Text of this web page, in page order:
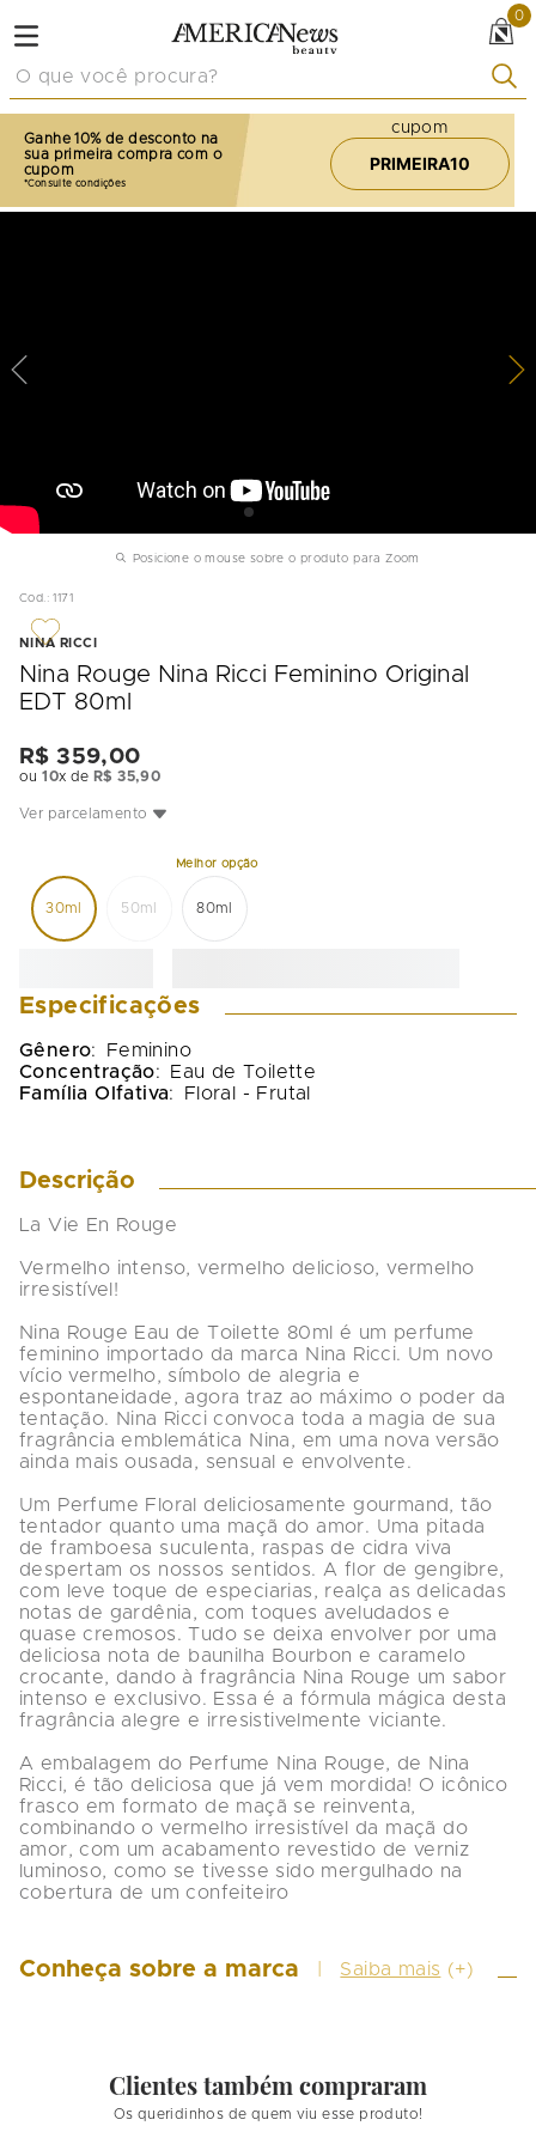
0
Ganhe 10% de desconto na
sua primeira compra com o
cupom
cupom
PRIMEIRA10
Posicione o mouse sobre o produto para Zoom
Cod. :1171
NINA RICCI
Nina Rouge Nina Ricci Feminino Original
EDT 80ml
R$ 359,00
ou10x de R$ 35,90
Ver parcelamento
30ml 50ml 80ml
Especificações
Gênero:
Feminino
Concentração:
Eau de Toilette
Família Olfativa: Floral - Frutal
Descrição
La Vie En Rouge
Vermelho intenso, vermelho delicioso, vermelho
irresistível!
Nina Rouge Eau de Toilette 80ml é um perfume
feminino importado da marca Nina Ricci. Um novo
vício vermelho, símbolo de alegria e
espontaneidade, agora traz ao máximo o poder da
tentação. Nina Ricci convoca toda a magia de sua
fragrância emblemática Nina, em uma nova versão
ainda mais ousada, sensual e envolvente.
Um Perfume Floral deliciosamente gourmand, tão
tentador quanto uma maçã do amor. Uma pitada
de framboesa suculenta, raspas de cidra viva
despertam os nossos sentidos. A flor de gengibre,
com leve toque de especiarias, realça as delicadas
notas de gardênia, com toques aveludados e
quase cremosos. Tudo se deixa envolver por uma
deliciosa nota de baunilha Bourbon e caramelo
crocante, dando à fragrância Nina Rouge um sabor
intenso e exclusivo. Essa é a fórmula mágica desta
fragrância alegre e irresistivelmente viciante.
A embalagem do Perfume Nina Rouge, de Nina
Ricci, é tão deliciosa que já vem mordida! O icônico
frasco em formato de maçã se reinventa,
combinando o vermelho irresistível da maçã do
amor, com um acabamento revestido de verniz
luminoso, como se tivesse sido mergulhado na
cobertura de um confeiteiro
Conheça sobre a marca Saiba mais (+)
Clientes também compraram
Os queridinhos de quem viu esse produto!